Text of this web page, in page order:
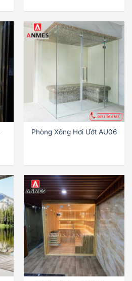
Phòng Xông Hơi Ướt AU06